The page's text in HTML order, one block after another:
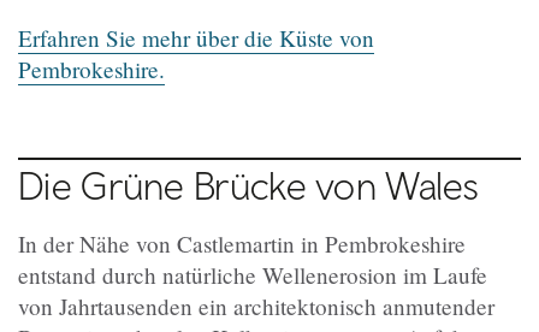
Erfahren Sie mehr über die Küste von
Pembrokeshire.
Die Grüne Brücke von Wales
In der Nähe von Castlemartin in Pembrokeshire
entstand durch natürliche Wellenerosion im Laufe
von Jahrtausenden ein architektonisch anmutender